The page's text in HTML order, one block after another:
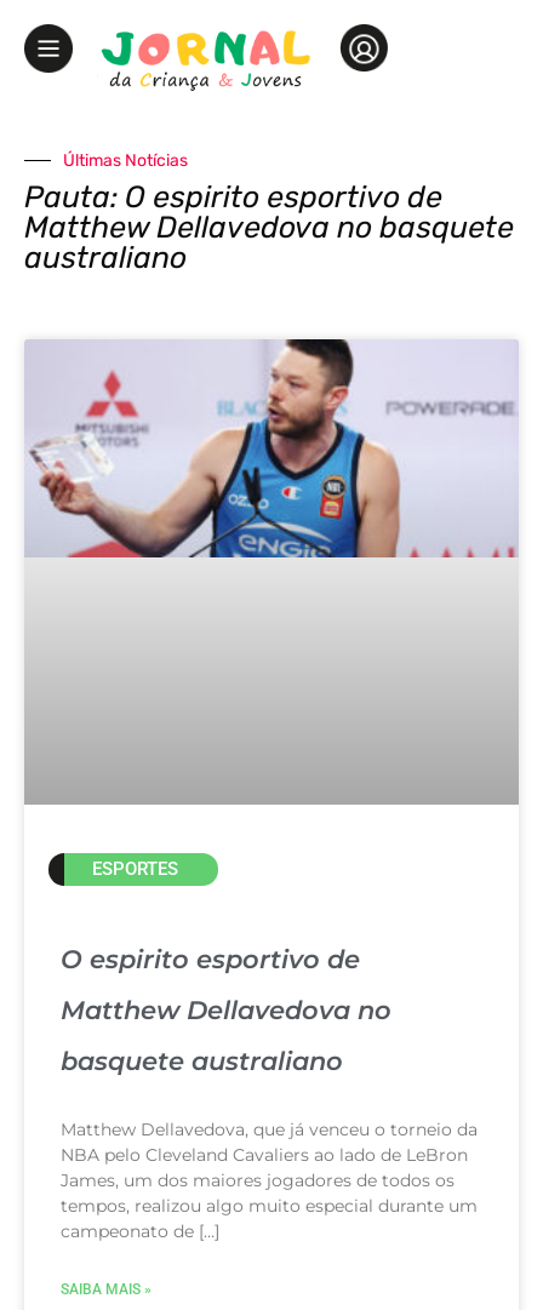
Últimas Notícias
Pauta: O espirito esportivo de
Matthew Dellavedova no basquete
australiano
ESPORTES
O espirito esportivo de
Matthew Dellavedova no
basquete australiano
Matthew Dellavedova, que já venceu o torneio da
NBA pelo Cleveland Cavaliers ao lado de LeBron
James, um dos maiores jogadores de todos os
tempos, realizou algo muito especial durante um
campeonato de […]
SAIBA MAIS »